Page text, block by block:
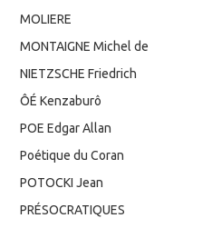
MOLIERE
MONTAIGNE Michel de
NIETZSCHE Friedrich
ÔÉ Kenzaburô
POE Edgar Allan
Poétique du Coran
POTOCKI Jean
PRÉSOCRATIQUES